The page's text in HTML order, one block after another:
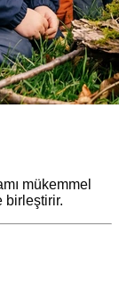
mükemmel
birleştirir.